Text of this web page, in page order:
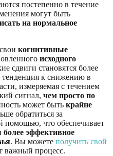
постепенно в течение
могут быть
на нормальное
когнитивные
исходного
сдвиги становятся более
тенденция к снижению в
измеряемая с течением
сигнал, чем просто по
может быть крайне
обратиться за
помощью, что обеспечивает
более эффективное
. Вы можете получить свой
важный процесс.